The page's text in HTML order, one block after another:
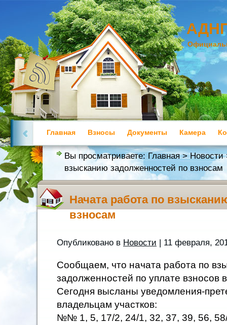
Главная Взносы Документы Камера
Полезная информация
Вы просматриваете: Главная>Новости
взысканию задолженностей по взносам
Начата работа по
взносам
Опубликовано в Новости | 11 февраля,
Сообщаем, что начата работа по
задолженностей по уплате взносов
Сегодня высланы уведомления-
владельцам участков:
№№ 1, 5, 17/2, 24/1, 32, 37, 39, 56,